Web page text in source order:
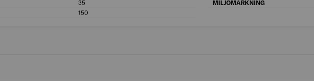
35
Bredd (mm): 35
150
MILJÖMÄRKNING